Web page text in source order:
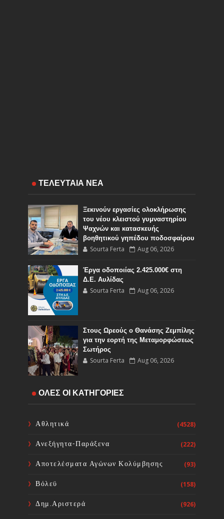
ΤΕΛΕΥΤΑΙΑ ΝΕΑ
Ξεκινούν εργασίες ολοκλήρωσης
του νέου κλειστού γυμναστηρίου
Ψαχνών και κατασκευής
βοηθητικού γηπέδου ποδοσφαίρου
Sourta Ferta Aug 06, 2026
Έργα οδοποιίας 2.425.000€ στη
Δ.Ε. Αυλίδας
Sourta Ferta Aug 06, 2026
Στους Ωρεούς ο Θανάσης Ζεμπίλης
για την εορτή της Μεταμορφώσεως
Σωτήρος
Sourta Ferta Aug 06, 2026
Έναρξη εργασιών του Υποέργου 1
Συλλόγων Χώρας: Άμεση
επίσπευση των διαδικασιών και
ΟΛΕΣ ΟΙ ΚΑΤΗΓΟΡΙΕΣ
Αθλητικά (4528)
Ανεξήγητα-Παράξενα (222)
Αποτελέσματα Αγώνων Κολύμβησης (93)
Βόλεϋ (158)
Δημ.Αριστερά (926)